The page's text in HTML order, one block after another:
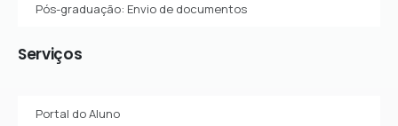
Pós-graduação: Envio de documentos
Serviços
Portal do Aluno